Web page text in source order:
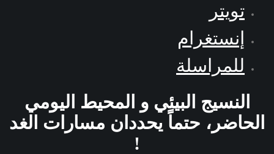
تويتر
إنستغرام
للمراسلة
النسيج البيئي و المحيط اليومي
الحاضر، حتماً يحددان مسارات الغد
!